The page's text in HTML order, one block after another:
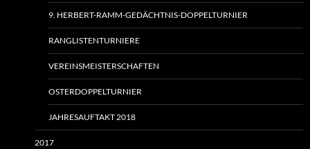
9. HERBERT-RAMM-GEDÄCHTNIS-DOPPELTURNIER
RANGLISTENTURNIERE
VEREINSMEISTERSCHAFTEN
OSTERDOPPELTURNIER
JAHRESAUFTAKT 2018
2017